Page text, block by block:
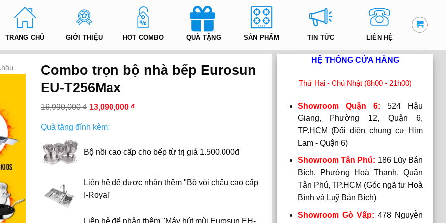
TRANG CHỦ GIỚI THIỆU HOT COMBO QUÀ TẶNG SẢN PHẨM TIN TỨC LIÊN HỆ
Combo trọn bộ nhà bếp Eurosun
EU-T256Max
16,990,000₫ 13,090,000 ₫
Bộ nồi cao cấp cho bếp từ trị giá 1.500.000đ
Liên hệ để được nhận thêm "Bộ vòi chậu cao cấp
I-Royal"
Liên hệ để nhận thêm "Máy hút mùi Eurosun EH-
HỆ THỐNG CỬA HÀNG
Thứ Hai - Chủ Nhật (8h00 - 21h00)
Showroom Quận 6:524 Hậu
Giang, Phường 12, Quận 6,
TP.HCM (Đối diện chung cư Him
Lam - Quận 6)
Showroom Tân Phú: 186 Lũy Bán
Bích, Phường Hoà Thạnh, Quận
Tân Phú, TP.HCM (Góc ngã tư Hoà
Bình và Luỹ Bán Bích)
Showroom Gò Vấp:478 Nguyễn